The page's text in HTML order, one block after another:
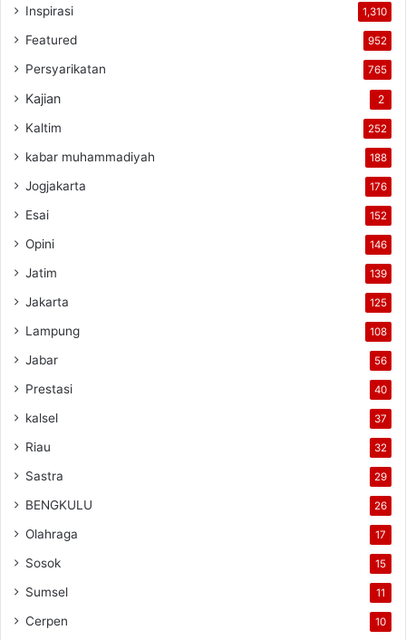
Inspirasi 1,310
Featured 952
Persyarikatan 765
Kajian 2
Kaltim 252
kabar muhammadiyah 188
Jogjakarta 176
Esai 152
Opini 146
Jatim 139
Jakarta 125
Lampung 108
Jabar 56
Prestasi 40
kalsel 37
Riau 32
Sastra 29
BENGKULU 26
Olahraga 17
Sosok 15
Sumsel 11
Cerpen 10